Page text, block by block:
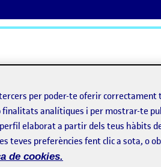
per poder-te oferir correctament
finalitats analítiques i per mostrar-te
elaborat a partir dels teus hàbits
teves preferències fent clic a sota, o
de cookies.